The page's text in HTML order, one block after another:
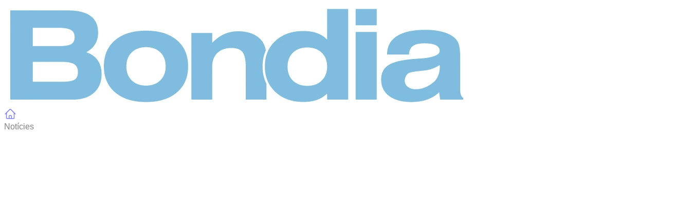
Notícies